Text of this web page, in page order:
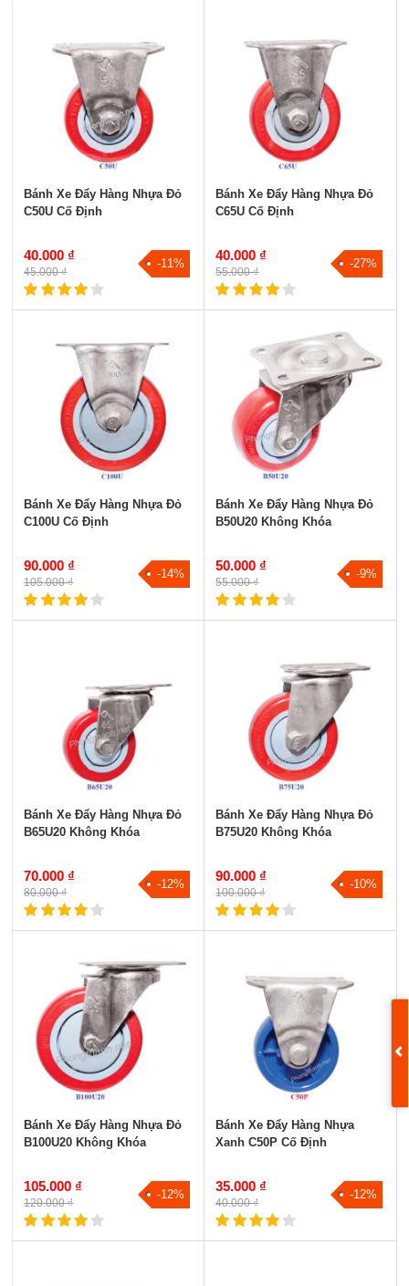
Bánh Xe Đẩy Hàng Nhựa Đỏ
C50U Cố Định
40.000 ₫
45.000 ₫
-11%
Bánh Xe Đẩy Hàng Nhựa Đỏ
C65U Cố Định
40.000 ₫
55.000 ₫
-27%
Bánh Xe Đẩy Hàng Nhựa Đỏ
C100U Cố Định
90.000 ₫
105.000 ₫
-14%
Bánh Xe Đẩy Hàng Nhựa Đỏ
B50U20 Không Khóa
50.000 ₫
55.000 ₫
-9%
Bánh Xe Đẩy Hàng Nhựa Đỏ
B65U20 Không Khóa
70.000 ₫
80.000 ₫
-12%
Bánh Xe Đẩy Hàng Nhựa Đỏ
B75U20 Không Khóa
90.000 ₫
100.000 ₫
-10%
Bánh Xe Đẩy Hàng Nhựa Đỏ
B100U20 Không Khóa
105.000 ₫
120.000 ₫
-12%
Bánh Xe Đẩy Hàng Nhựa
Xanh C50P Cố Định
35.000 ₫
40.000 ₫
-12%